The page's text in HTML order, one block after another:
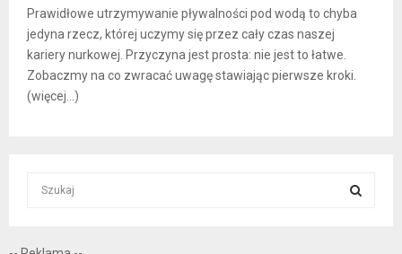
Prawidłowe utrzymywanie pływalności pod wodą to chyba
jedyna rzecz, której uczymy się przez cały czas naszej
kariery nurkowej. Przyczyna jest prosta: nie jest to łatwe.
Zobaczmy na co zwracać uwagę stawiając pierwsze kroki.
(więcej…)